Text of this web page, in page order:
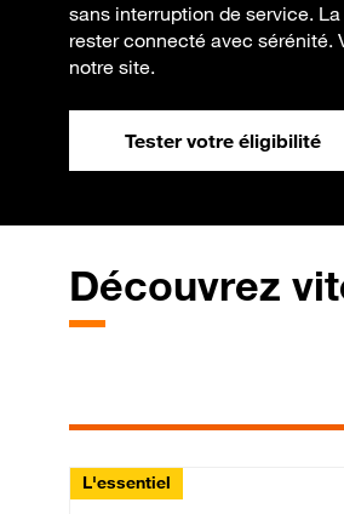
sans interruption de service.
rester connecté avec sérénité.
notre site.
Tester votre éligibilité
Découvrez
L'essentiel